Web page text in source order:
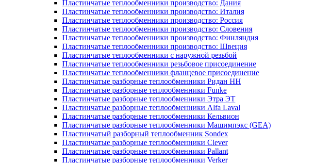
Пластинчатые теплообменники производство: Дания
Пластинчатые теплообменники производство: Италия
Пластинчатые теплообменники производство: Россия
Пластинчатые теплообменники производство: Словения
Пластинчатые теплообменники производство: Финляндия
Пластинчатые теплообменники производство: Швеция
Пластинчатые теплообменники с наружной резьбой
Пластинчатые теплообменники резьбовое присоединение
Пластинчатые теплообменники фланцевое присоединение
Пластинчатые разборные теплообменники Ридан НН
Пластинчатые разборные теплообменники Funke
Пластинчатые разборные теплообменники Этра ЭТ
Пластинчатые разборные теплообменники Alfa Laval
Пластинчатые разборные теплообменники Кельвион
Пластинчатые разборные теплообменники Машимпэкс (GEA)
Пластинчатый разборный теплообменник Sondex
Пластинчатые разборные теплообменники Clever
Пластинчатые разборные теплообменники Pallant
Пластинчатые разборные теплообменники Verker